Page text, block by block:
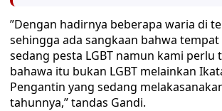
”Dengan hadirnya beberapa waria di
sehingga ada sangkaan bahwa
sedang pesta LGBT namun kami perlu
bahawa itu bukan LGBT melainkan
Pengantin yang sedang
tahunnya,” tandas Gandi.